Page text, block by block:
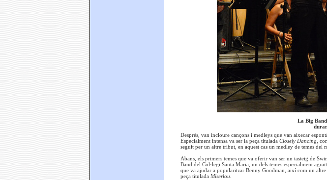
La Big
Després, van incloure cançons i medleys que van aixecar
Especialment intensa va ser la peça titulada Closely Dancing,
seguit per un altre tribut, en aquest cas un medley de temes del
Abans, els primers temes que va oferir van ser un tasteig de
Band del Col·legi Santa Maria, un dels temes especialment
que va ajudar a popularitzar Benny Goodman, així com un
peça titulada Miserlou.